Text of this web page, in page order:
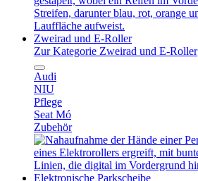
Zweirad und E-Roller
Zur Kategorie Zweirad und E-Roller
Audi
NIU
Pflege
Seat Mó
Zubehör
Elektronische Parkscheibe